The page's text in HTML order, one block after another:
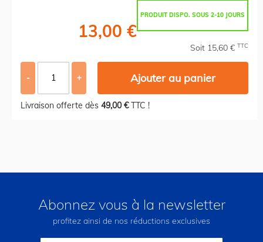
PRODUIT DISPO. SOUS 2-10 JOURS
13,00 €
Soit 15,60 € TTC
- + Ajouter au panier
Livraison offerte dès 49,00 €TTC !
Abonnez vous à la newsletter
profitez ainsi de nos réductions exclusives